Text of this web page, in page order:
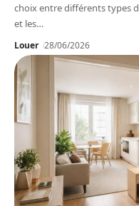
choix entre différents types
et les…
Louer 28/06/2026